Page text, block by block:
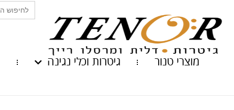
Search
for:
מוצרי טנור גיטרות וכלי נגינה